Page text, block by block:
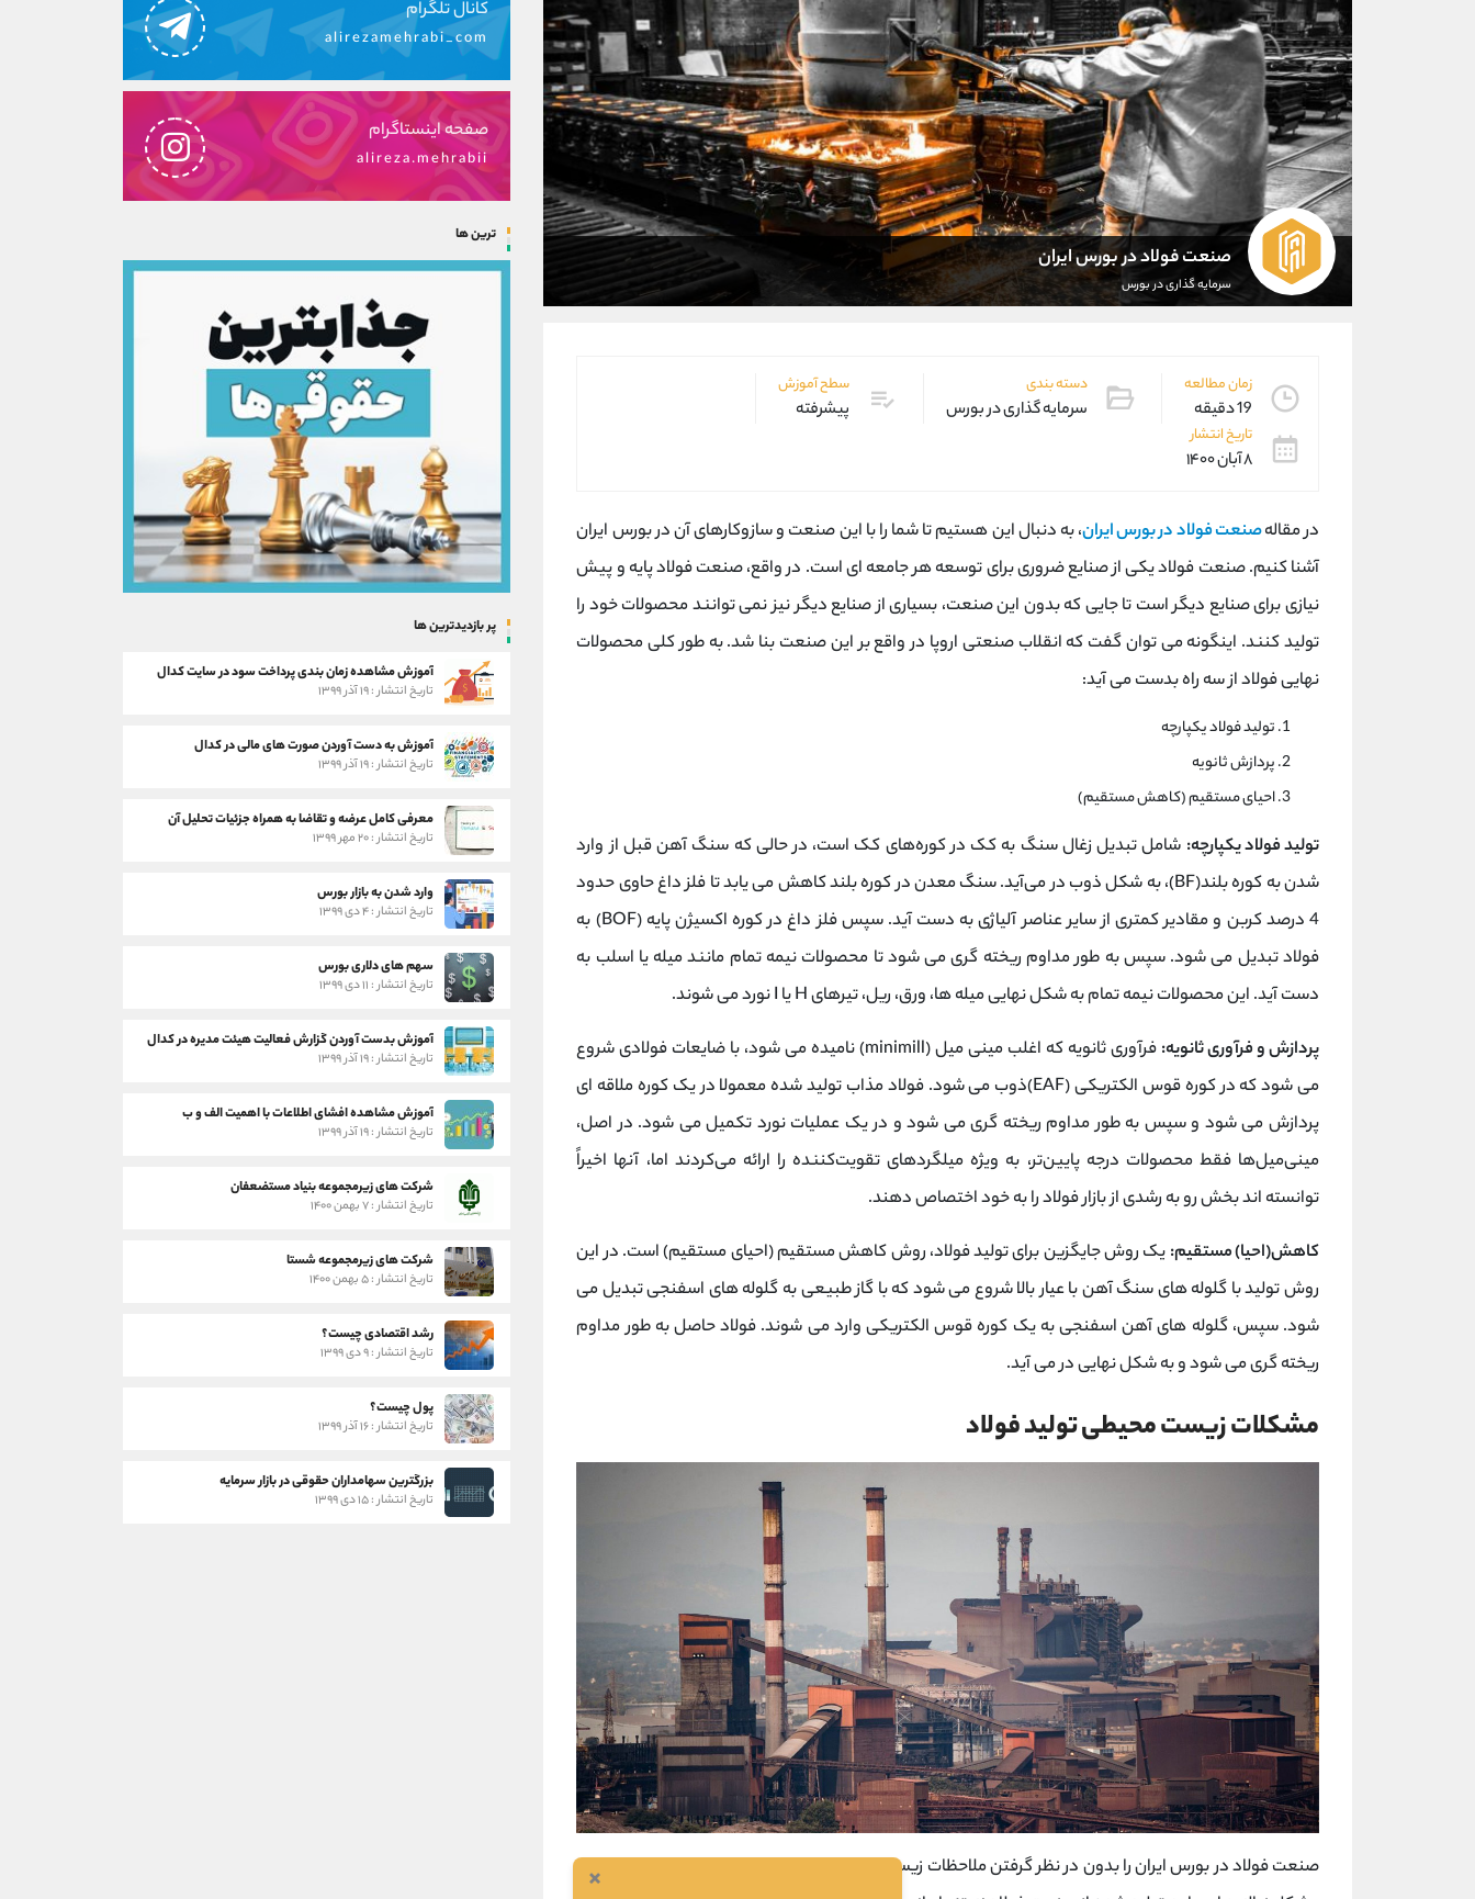
صنعت فولاد در بورس ایران
سرمایه گذاری در بورس
زمان مطالعه
19 دقیقه
دسته بندی
سرمایه گذاری در بورس
سطح آموزش
پیشرفته
تاریخ انتشار
۸ آبان ۱۴۰۰
در مقالهصنعت فولاد در بورس ایران، به دنبال این هستیم تا شما را با این صنعت و سازوکارهای آن در بورس ایران
آشنا کنیم. صنعت فولاد یکی از صنایع ضروری برای توسعه هر جامعه ای است. در واقع، صنعت فولاد پایه و پیش
نیازی برای صنایع دیگر است تا جایی که بدون این صنعت، بسیاری از صنایع دیگر نیز نمی توانند محصولات خود را
تولید کنند. اینگونه می توان گفت که انقلاب صنعتی اروپا در واقع بر این صنعت بنا شد. به طور کلی محصولات
نهایی فولاد از سه راه بدست می آید:
تولید فولاد یکپارچه
پردازش ثانویه
احیای مستقیم (کاهش مستقیم)
تولید فولاد یکپارچه: شامل تبدیل زغال سنگ به کک در کوره‌های کک است، در حالی که سنگ آهن قبل از وارد
شدن به کوره بلند(BF)، به شکل ذوب در می‌آید. سنگ معدن در کوره بلند کاهش می یابد تا فلز داغ حاوی حدود
4 درصد کربن و مقادیر کمتری از سایر عناصر آلیاژی به دست آید. سپس فلز داغ در کوره اکسیژن پایه (BOF) به
فولاد تبدیل می شود. سپس به طور مداوم ریخته گری می شود تا محصولات نیمه تمام مانند میله یا اسلب به
دست آید. این محصولات نیمه تمام به شکل نهایی میله ها، ورق، ریل، تیرهای H یا I نورد می شوند.
پردازش و فرآوری ثانویه:
فرآوری ثانویه که اغلب مینی میل (minimill) نامیده می شود، با ضایعات فولادی شروع
می شود که در کوره قوس الکتریکی (EAF)ذوب می شود. فولاد مذاب تولید شده معمولا در یک کوره ملاقه ای
پردازش می شود و سپس به طور مداوم ریخته گری می شود و در یک عملیات نورد تکمیل می شود. در اصل،
مینی‌میل‌ها فقط محصولات درجه پایین‌تر، به ‌ویژه میلگردهای تقویت‌کننده را ارائه می‌کردند اما، آنها اخیراً
توانسته اند بخش رو به رشدی از بازار فولاد را به خود اختصاص دهند.
کاهش(احیا) مستقیم: یک روش جایگزین برای تولید فولاد، روش کاهش مستقیم (احیای مستقیم) است. در این
روش تولید با گلوله های سنگ آهن با عیار بالا شروع می شود که با گاز طبیعی به گلوله های اسفنجی تبدیل می
شود. سپس، گلوله های آهن اسفنجی به یک کوره قوس الکتریکی وارد می شوند. فولاد حاصل به طور مداوم
ریخته گری می شود و به شکل نهایی در می آید.
مشکلات زیست محیطی تولید فولاد
صنعت فولاد در بورس ایران را بدون در نظر گرفتن ملاحظات زیست محیطی، نمی توان متصور شد. به این معنا که
کانال تلگرام
alirezamehrabi_com
صفحه اینستاگرام
alireza.mehrabii
ترین ها
پر بازدیدترین ها
آموزش مشاهده زمان بندی پرداخت سود در سایت کدال
تاریخ انتشار : ۱۹ آذر ۱۳۹۹
آموزش به دست آوردن صورت های مالی در کدال
تاریخ انتشار : ۱۹ آذر ۱۳۹۹
معرفی کامل عرضه و تقاضا به همراه جزئیات تحلیل آن
تاریخ انتشار : ۲۰ مهر ۱۳۹۹
وارد شدن به بازار بورس
تاریخ انتشار : ۴ دی ۱۳۹۹
سهم های دلاری بورس
تاریخ انتشار : ۱۱ دی ۱۳۹۹
آموزش بدست آوردن گزارش فعالیت هیئت مدیره در کدال
تاریخ انتشار : ۱۹ آذر ۱۳۹۹
آموزش مشاهده افشای اطلاعات با اهمیت الف و ب
تاریخ انتشار : ۱۹ آذر ۱۳۹۹
شرکت های زیرمجموعه بنیاد مستضعفان
تاریخ انتشار : ۷ بهمن ۱۴۰۰
شرکت های زیرمجموعه شستا
تاریخ انتشار : ۵ بهمن ۱۴۰۰
رشد اقتصادی چیست؟
تاریخ انتشار : ۹ دی ۱۳۹۹
پول چیست؟
تاریخ انتشار : ۱۶ آذر ۱۳۹۹
بزرگترین سهامداران حقوقی در بازار سرمایه
تاریخ انتشار : ۱۵ دی ۱۳۹۹
×